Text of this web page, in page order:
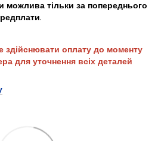
можлива тільки за попереднього
.
оплату до моменту
для уточнення всіх деталей